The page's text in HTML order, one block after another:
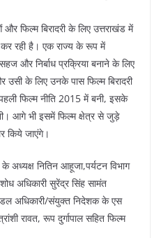
फिल्म बिरादरी के लिए उत्तराखंड में
रही है। एक राज्य के रूप में
और निर्बाध प्रक्रिया बनाने के लिए
उसी के लिए उनके पास फिल्म बिरादरी
फिल्म नीति 2015 में बनी, इसके
आगे भी इसमें फिल्म क्षेत्र से जुड़े
किये जाएंगे।
अध्यक्ष नितिन आहूजा,पर्यटन विभाग
अधिकारी सुरेंद्र सिंह सामंत
अधिकारी/संयुक्त निदेशक के एस
रावत, रूप दुर्गापाल सहित फिल्म